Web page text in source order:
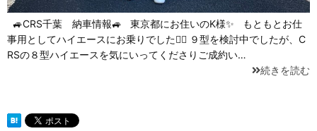
🚙CRS千葉 納車情報🚙 東京都にお住いのK様✨ もともとお仕
事用としてハイエースにお乗りでした💁‍♀️ ９型を検討中でしたが、C
RSの８型ハイエースを気にいってくださりご成約い…
続きを読む